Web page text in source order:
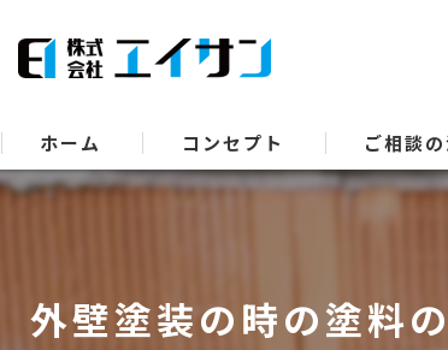
ホーム コンセプト ご相談
外壁塗装の時の塗料